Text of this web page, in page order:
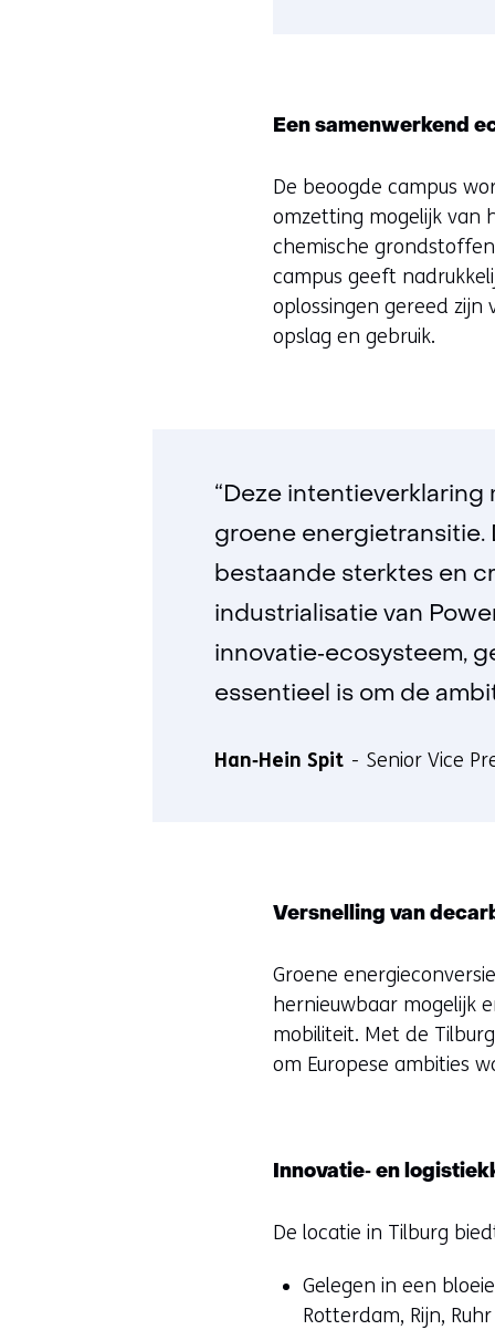
Een samenwerkend
De beoogde campus
omzetting mogelijk van
chemische
campus geeft
oplossingen gereed zijn
opslag en gebruik.
“Deze
groene energietransitie.
bestaande sterktes en
industrialisatie van
innovatie‑ecosysteem,
essentieel is om de
Han‑Hein Spit Senior Vice
Versnelling van
Groene
hernieuwbaar mogelijk
mobiliteit. Met de
om Europese ambities
Innovatie‑ en
De locatie in Tilburg
Gelegen in een
Rotterdam, Rijn,